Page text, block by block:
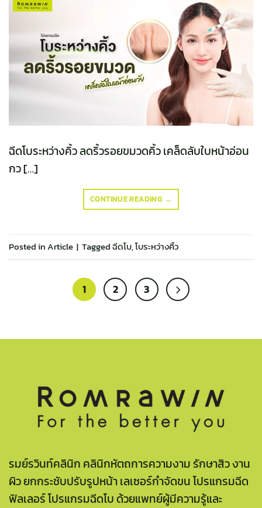
ฉีดโบระหว่างคิ้ว ลดริ้วรอยขมวดคิ้ว เคล็ดลับใบหน้าอ่อน
กว […]
CONTINUE READING →
Posted inArticle | Taggedฉีดโบ,โบระหว่างคิ้ว
1 2 3
รมย์รวินท์คลินิก คลินิกหัตถการความงาม รักษาสิว งาน
ผิว ยกกระชับปรับรูปหน้า เลเซอร์กำจัดขน โปรแกรมฉีด
ฟิลเลอร์ โปรแกรมฉีดโบ ด้วยแพทย์ผู้มีความรู้และ